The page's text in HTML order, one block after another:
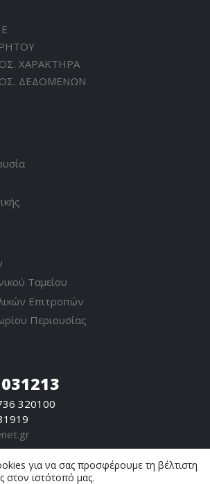
ΧΑΡΑΚΤΗΡΑ
ΔΕΔΟΜΕΝΩΝ
Ταμείου
Επιτροπών
Περιουσίας
320100
για να σας προσφέρουμε τη βέλτιστη
στον ιστότοπό μας.